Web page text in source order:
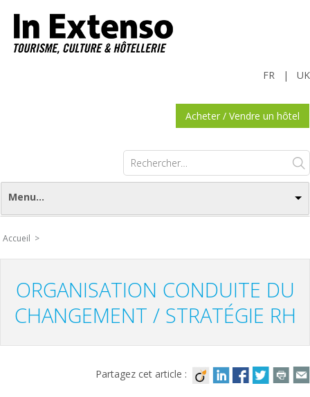
UK
|
FR
Acheter / Vendre un hôtel
Rechercher :
Menu...
Accueil >
ORGANISATION CONDUITE DU
CHANGEMENT / STRATÉGIE RH
Partagez cet article :